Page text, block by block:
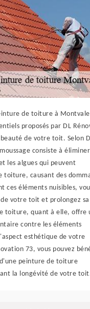
de toiture à
proposés par DL
de votre toit. Selon
consiste à
les algues qui peuvent
toiture, causant des
ces éléments nuisibles,
votre toit et prolongez
toiture, quant à elle, offre
contre les éléments
esthétique de votre
73, vous pouvez
peinture de toiture
la longévité de votre